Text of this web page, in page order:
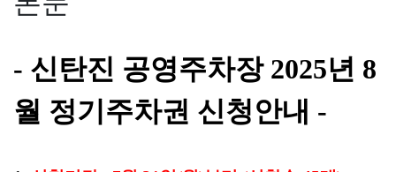
- 신탄진 공영주차장2025년 8
월 정기주차권 신청안내 -